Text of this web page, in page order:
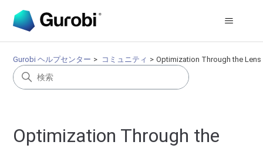
Gurobi ヘルプセンター コミュニティ Optimization Through the
Optimization Through the